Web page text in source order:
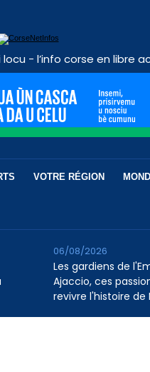
locu - l’info corse en libre
VOTRE RÉGION
Les gardiens de
Ajaccio, ces
revivre l'histoire de
06/08/2026